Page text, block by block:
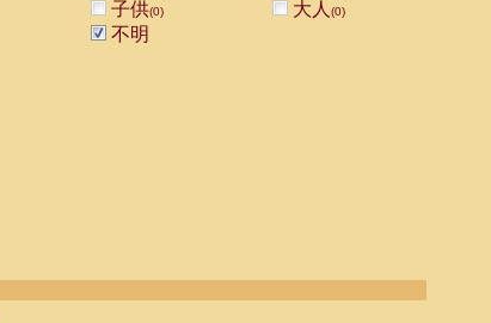
子供(0) 大人 (0)
不明